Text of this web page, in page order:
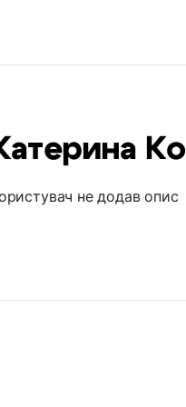
не додав опис